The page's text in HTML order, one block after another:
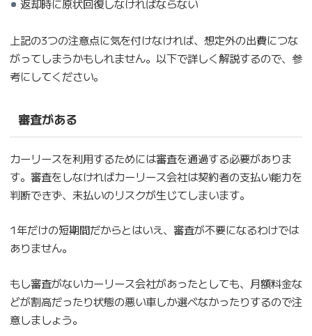
返却時に原状回復しなければならない
上記の3つの注意点に気を付けなければ、想定外の出費につな
がってしまうかもしれません。以下で詳しく解説するので、参
考にしてください。
審査がある
カーリースを利用するためには審査を通過する必要がありま
す。審査をしなければカーリース会社は契約者の支払い能力を
判断できず、未払いのリスクが生じてしまいます。
1年だけの短期間だからとはいえ、審査が不要になるわけでは
ありません。
もし審査がないカーリース会社があったとしても、月額料金な
どが割高だったり状態の悪い車しか選べなかったりするので注
意しましょう。